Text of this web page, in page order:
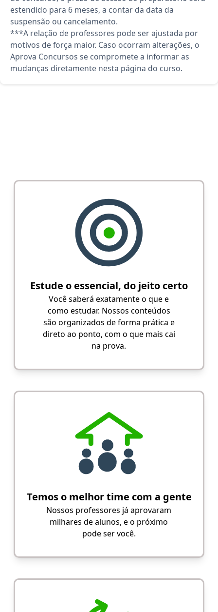
estendido para 6 meses, a contar da data da
suspensão ou cancelamento.
***A relação de professores pode ser ajustada por
motivos de força maior. Caso ocorram alterações, o
Aprova Concursos se compromete a informar as
mudanças diretamente nesta página do curso.
Estude o essencial, do jeito certo
Você saberá exatamente o que e
como estudar. Nossos conteúdos
são organizados de forma prática e
direto ao ponto, com o que mais cai
na prova.
Temos o melhor time com a gente
Nossos professores já aprovaram
milhares de alunos, e o próximo
pode ser você.